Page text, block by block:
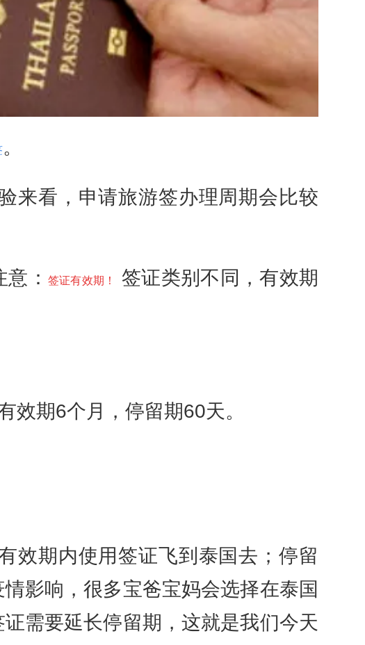
。
看，申请旅游签办理周期会比较
： 签证有效期！
签证类别不同，有效期
期6个月，停留期60天。
期内使用签证飞到泰国去；停留
影响，很多宝爸宝妈会选择在泰国
需要延长停留期，这就是我们今天